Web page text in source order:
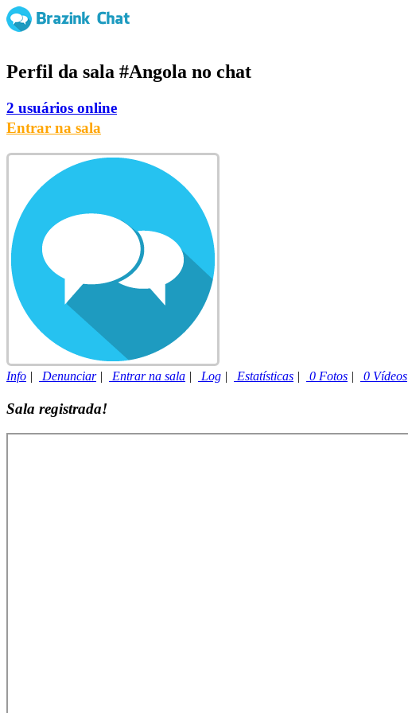
Perfil da sala #Angola no chat
2 usuários online
Entrar na sala
Info | Denunciar| Entrar na sala | Log | Estatísticas | 0 Fotos | 0 Vídeos
Sala registrada!